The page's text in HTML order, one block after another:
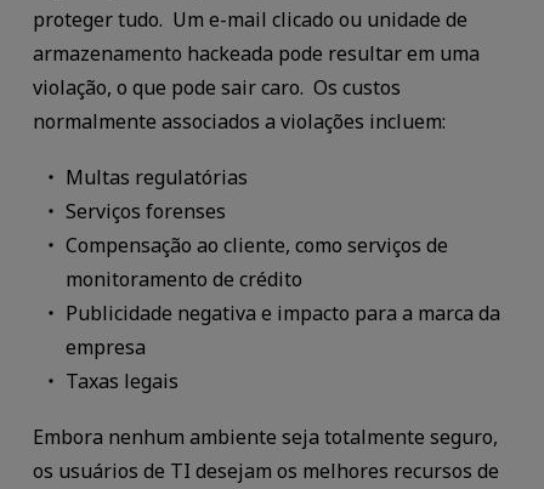
proteger tudo. Um e-mail clicado ou unidade de
armazenamento hackeada pode resultar em uma
violação, o que pode sair caro. Os custos
normalmente associados a violações incluem:
Multas regulatórias
Serviços forenses
Compensação ao cliente, como serviços de
monitoramento de crédito
Publicidade negativa e impacto para a marca da
empresa
Taxas legais
Embora nenhum ambiente seja totalmente seguro,
os usuários de TI desejam os melhores recursos de